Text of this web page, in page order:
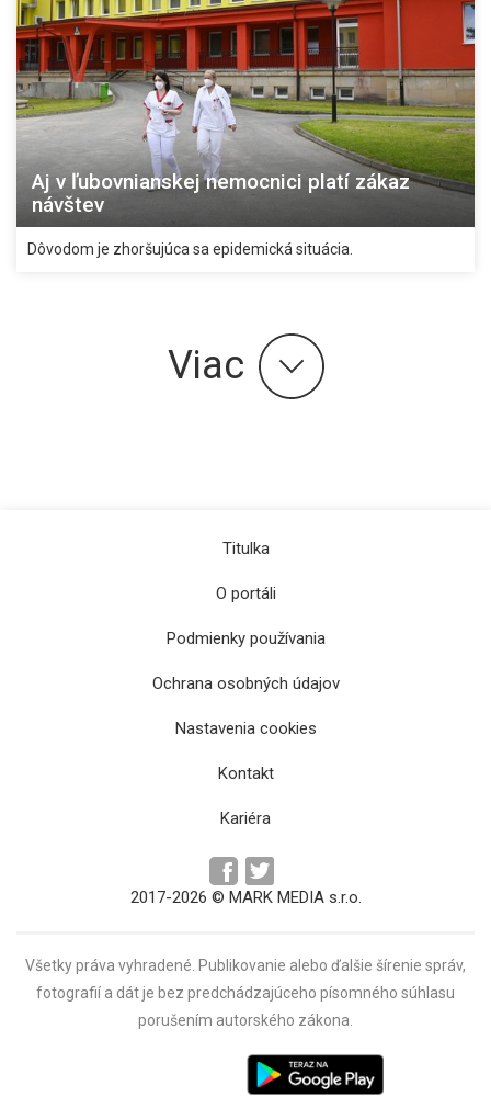
Aj v ľubovnianskej nemocnici platí zákaz
návštev
Dôvodom je zhoršujúca sa epidemická situácia.
Viac
Titulka
O portáli
Podmienky používania
Ochrana osobných údajov
Nastavenia cookies
Kontakt
Kariéra
2017-2026 © MARK MEDIA s.r.o.
Všetky práva vyhradené. Publikovanie alebo ďalšie šírenie správ,
fotografií a dát je bez predchádzajúceho písomného súhlasu
porušením autorského zákona.